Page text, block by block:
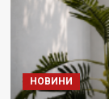
НОВИНИ